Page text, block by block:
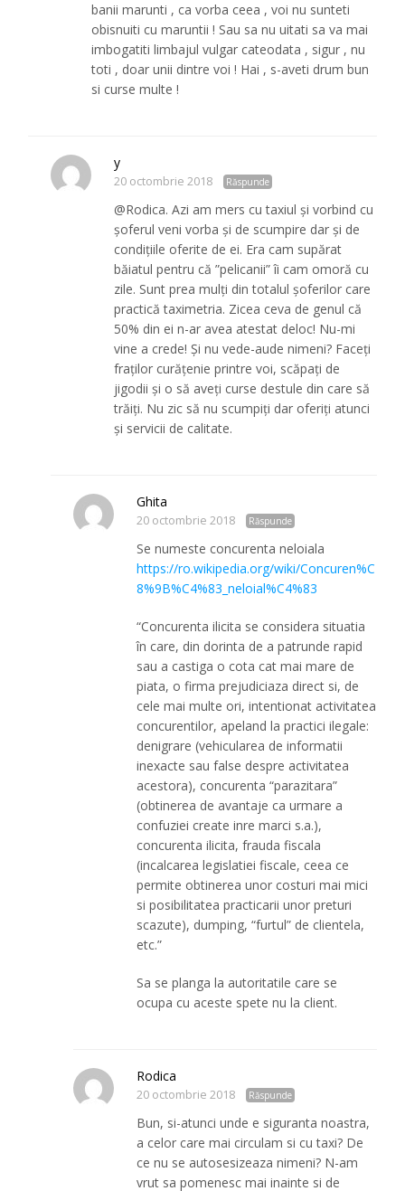
banii marunti , ca vorba ceea , voi nu sunteti
obisnuiti cu maruntii ! Sau sa nu uitati sa va mai
imbogatiti limbajul vulgar cateodata , sigur , nu
toti , doar unii dintre voi ! Hai , s-aveti drum bun
si curse multe !
y
20 octombrie 2018 Răspunde
@Rodica. Azi am mers cu taxiul și vorbind cu
șoferul veni vorba și de scumpire dar și de
condițiile oferite de ei. Era cam supărat
băiatul pentru că ”pelicanii” îi cam omoră cu
zile. Sunt prea mulți din totalul șoferilor care
practică taximetria. Zicea ceva de genul că
50% din ei n-ar avea atestat deloc! Nu-mi
vine a crede! Și nu vede-aude nimeni? Faceți
fraților curățenie printre voi, scăpați de
jigodii și o să aveți curse destule din care să
trăiți. Nu zic să nu scumpiți dar oferiți atunci
și servicii de calitate.
Ghita
20 octombrie 2018 Răspunde
Se numeste concurenta neloiala
https://ro.wikipedia.org/wiki/Concuren%C
8%9B%C4%83_neloial%C4%83
“Concurenta ilicita se considera situatia
în care, din dorinta de a patrunde rapid
sau a castiga o cota cat mai mare de
piata, o firma prejudiciaza direct si, de
cele mai multe ori, intentionat activitatea
concurentilor, apeland la practici ilegale:
denigrare (vehicularea de informatii
inexacte sau false despre activitatea
acestora), concurenta “parazitara”
(obtinerea de avantaje ca urmare a
confuziei create inre marci s.a.),
concurenta ilicita, frauda fiscala
(incalcarea legislatiei fiscale, ceea ce
permite obtinerea unor costuri mai mici
si posibilitatea practicarii unor preturi
scazute), dumping, “furtul” de clientela,
etc.”
Sa se planga la autoritatile care se
ocupa cu aceste spete nu la client.
Rodica
20 octombrie 2018 Răspunde
Bun, si-atunci unde e siguranta noastra,
a celor care mai circulam si cu taxi? De
ce nu se autosesizeaza nimeni? N-am
vrut sa pomenesc mai inainte si de